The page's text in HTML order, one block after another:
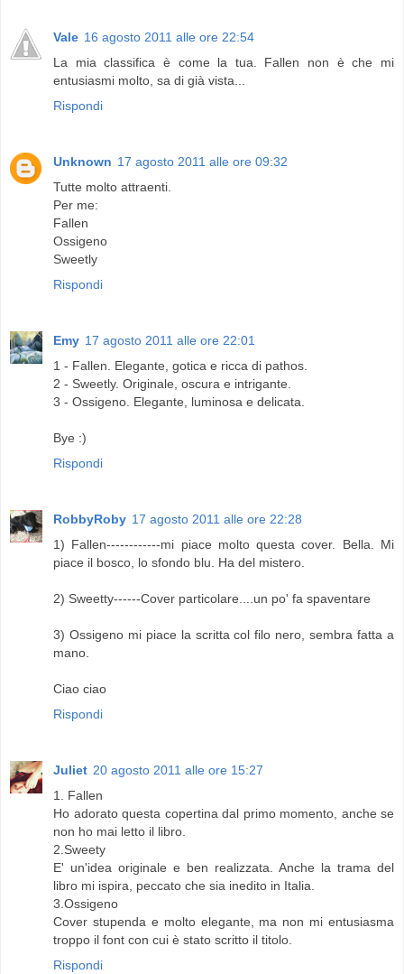
Vale 16 agosto 2011 alle ore 22:54
La mia classifica è come la tua. Fallen non è che mi
entusiasmi molto, sa di già vista...
Rispondi
Unknown 17 agosto 2011 alle ore 09:32
Tutte molto attraenti.
Per me:
Fallen
Ossigeno
Sweetly
Rispondi
Emy 17 agosto 2011 alle ore 22:01
1 - Fallen. Elegante, gotica e ricca di pathos.
2 - Sweetly. Originale, oscura e intrigante.
3 - Ossigeno. Elegante, luminosa e delicata.
Bye :)
Rispondi
RobbyRoby 17 agosto 2011 alle ore 22:28
1) Fallen------------mi piace molto questa cover. Bella. Mi
piace il bosco, lo sfondo blu. Ha del mistero.
2) Sweetty------Cover particolare....un po' fa spaventare
3) Ossigeno mi piace la scritta col filo nero, sembra fatta a
mano.
Ciao ciao
Rispondi
Juliet 20 agosto 2011 alle ore 15:27
1. Fallen
Ho adorato questa copertina dal primo momento, anche se
non ho mai letto il libro.
2.Sweety
E' un'idea originale e ben realizzata. Anche la trama del
libro mi ispira, peccato che sia inedito in Italia.
3.Ossigeno
Cover stupenda e molto elegante, ma non mi entusiasma
troppo il font con cui è stato scritto il titolo.
Rispondi